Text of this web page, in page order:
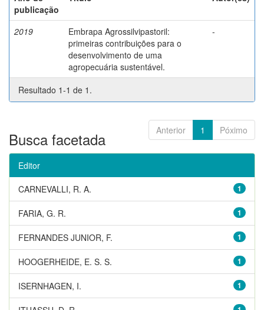
publicação
2019
Embrapa Agrossilvipastoril:
primeiras contribuições para o
desenvolvimento de uma
agropecuária sustentável.
-
Resultado 1-1 de 1.
Anterior 1 Póximo
Busca facetada
Editor
1
CARNEVALLI, R. A.
1
FARIA, G. R.
1
FERNANDES JUNIOR, F.
1
HOOGERHEIDE, E. S. S.
1
ISERNHAGEN, I.